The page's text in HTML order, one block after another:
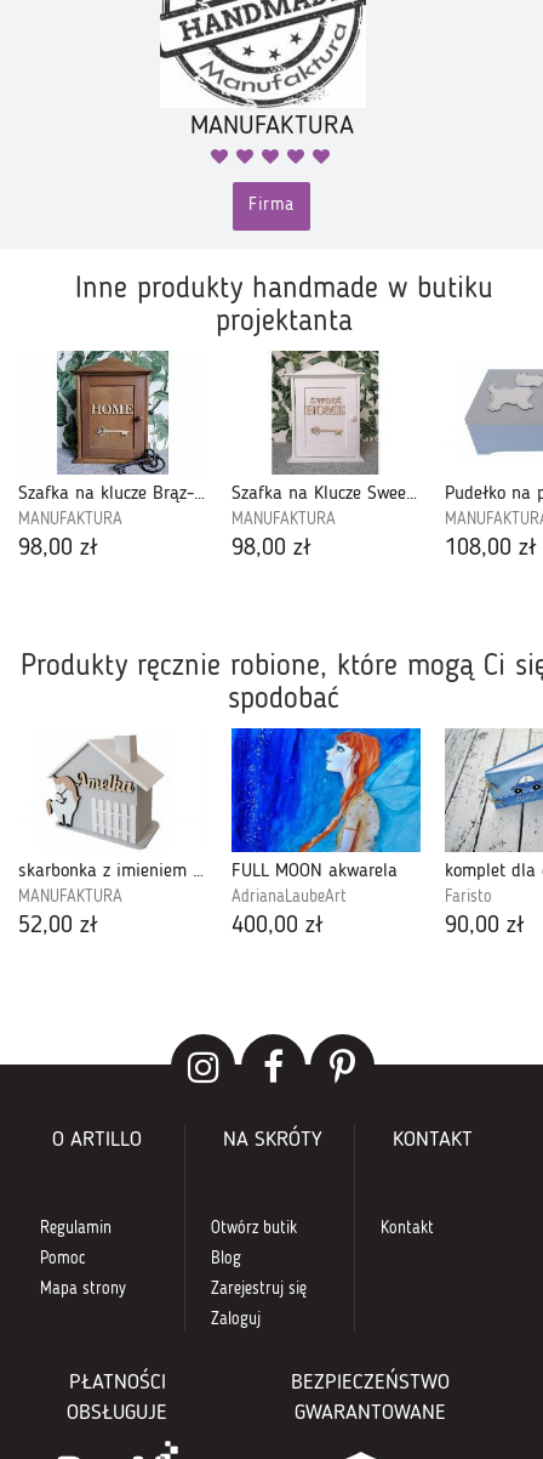
MANUFAKTURA
Firma
Inne produkty handmade w butiku
projektanta
Szafka na klucze Brąz-Home-18
MANUFAKTURA
98,00 zł
Szafka na Klucze Sweet Home- 01
MANUFAKTURA
98,00 zł 108,00 zł
Produkty ręcznie robione, które mogą Ci
spodobać
skarbonka z imieniem - 107
MANUFAKTURA
52,00 zł
FULL MOON akwarela
AdrianaLaubeArt
400,00 zł
komplet dla
Faristo
90,00 zł
O ARTILLO
Regulamin
Pomoc
Mapa strony
NA SKRÓTY
Otwórz butik
Blog
Zarejestruj się
Zaloguj
KONTAKT
Kontakt
PŁATNOŚCI
OBSŁUGUJE
BEZPIECZEŃSTWO
GWARANTOWANE